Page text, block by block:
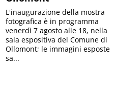
L'inaugurazione della mostra
fotografica è in programma
venerdì 7 agosto alle 18, nella
sala espositiva del Comune di
Ollomont; le immagini esposte
sa...